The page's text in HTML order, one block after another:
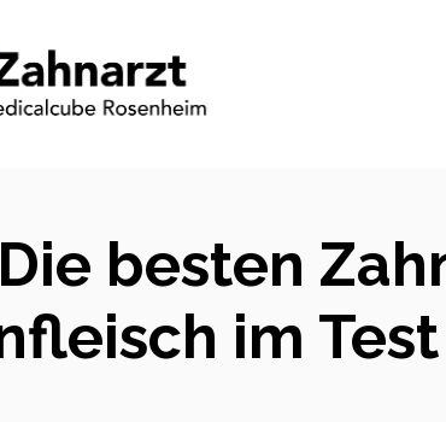
besten
im Test